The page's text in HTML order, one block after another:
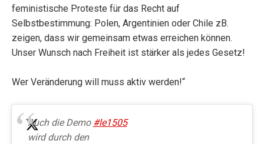
feministische Proteste für das Recht auf
Selbstbestimmung: Polen, Argentinien oder Chile zB.
zeigen, dass wir gemeinsam etwas erreichen können.
Unser Wunsch nach Freiheit ist stärker als jedes Gesetz!
Wer Veränderung will muss aktiv werden!“
Auch die Demo #le1505
wird durch den